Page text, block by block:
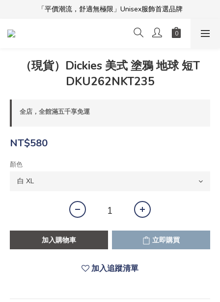
「平價潮流，舒適無極限」Unisex服飾首選品牌
「平價潮流，舒適無極限」Unisex服飾首選品牌
本週限時開團🔥
「平價潮流，舒適無極限」Unisex服飾首選品牌
（現貨）Dickies 美式 塗鴉 地球 短T
DKU262NKT235
全店，全館滿五千享免運
NT$580
顏色
加入購物車 立即購買
加入追蹤清單